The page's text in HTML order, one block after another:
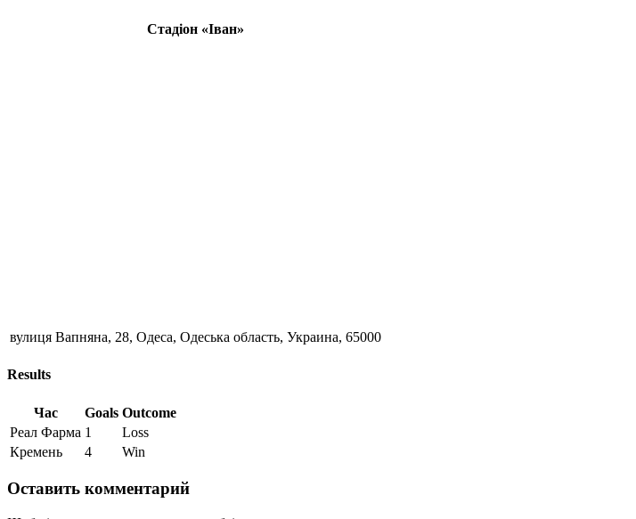
Стадіон «Іван»
вулиця Вапняна, 28, Одеса, Одеська область, Украина, 65000
Results
Час Goals Outcome
Реал Фарма 1
Loss
Кремень
4 Win
Оставить комментарий